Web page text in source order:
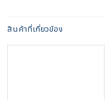
สินค้าที่เกี่ยวข้อง